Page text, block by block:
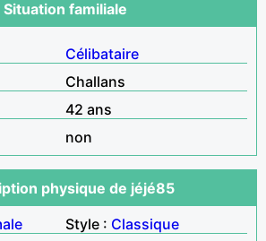
Situation familiale
Célibataire
Challans
42 ans
non
physique de jéjé85
Style : Classique